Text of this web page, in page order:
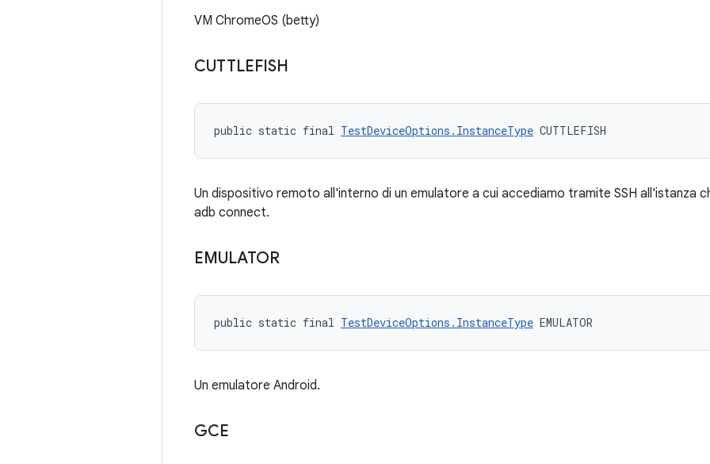
VM ChromeOS (betty)
CUTTLEFISH
public static final TestDeviceOptions.InstanceType CUTTLEFISH
Un dispositivo remoto all'interno di un emulatore a cui accediamo tramite SSH all'istanza
adb connect.
EMULATOR
public static final TestDeviceOptions.InstanceType EMULATOR
Un emulatore Android.
GCE